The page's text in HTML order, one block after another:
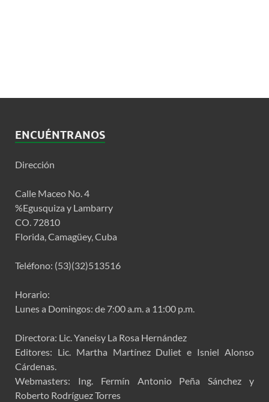
ENCUÉNTRANOS
Dirección
Calle Maceo No. 4
%Egusquiza y Lambarry
CO. 72810
Florida, Camagüey, Cuba
Teléfono: (53)(32)513516
Horario:
Lunes a Domingos: de 7:00 a.m. a 11:00 p.m.
Directora: Lic. Yaneisy La Rosa Hernández
Editores: Lic. Martha Martínez Duliet e Isniel Alonso
Cárdenas.
Webmasters: Ing. Fermín Antonio Peña Sánchez y
Roberto Rodríguez Torres